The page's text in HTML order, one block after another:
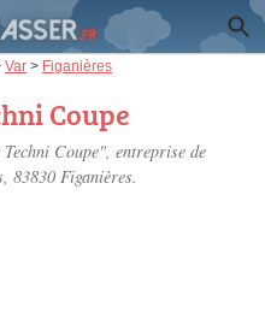
Var > Figanières
Coupe
Coupe", entreprise de
, 83830 Figanières.